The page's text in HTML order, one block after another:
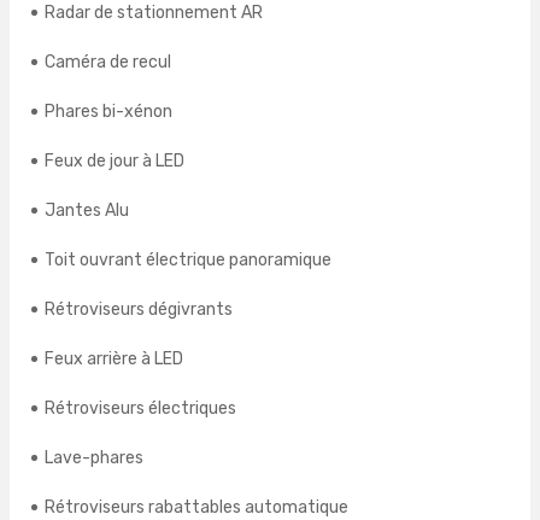
Radar de stationnement AR
Caméra de recul
Phares bi-xénon
Feux de jour à LED
Jantes Alu
Toit ouvrant électrique panoramique
Rétroviseurs dégivrants
Feux arrière à LED
Rétroviseurs électriques
Lave-phares
Rétroviseurs rabattables automatique